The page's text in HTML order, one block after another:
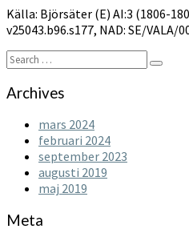
Källa: Björsäter (E) AI:3 (1806-
v25043.b96.s177, NAD: SE/VALA/
Search
for:
Search
Archives
mars 2024
februari 2024
september 2023
augusti 2019
maj 2019
Meta